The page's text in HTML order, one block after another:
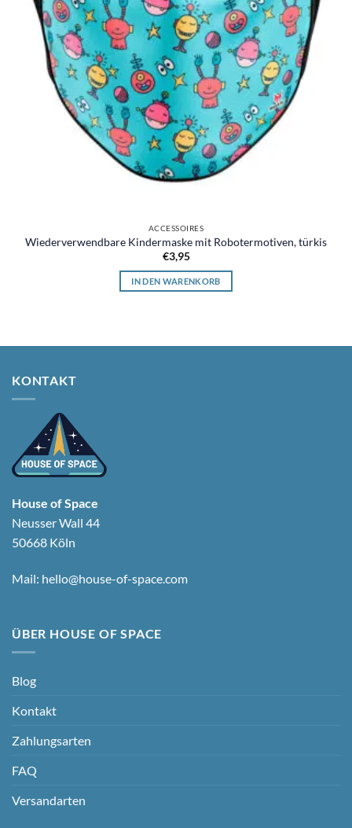
ACCESSOIRES
Wiederverwendbare Kindermaske mit Robotermotiven, türkis
€3,95
IN DEN WARENKORB
KONTAKT
House of Space
Neusser Wall 44
50668 Köln
Mail: hello@house-of-space.com
ÜBER HOUSE OF SPACE
Blog
Kontakt
Zahlungsarten
FAQ
Versandarten